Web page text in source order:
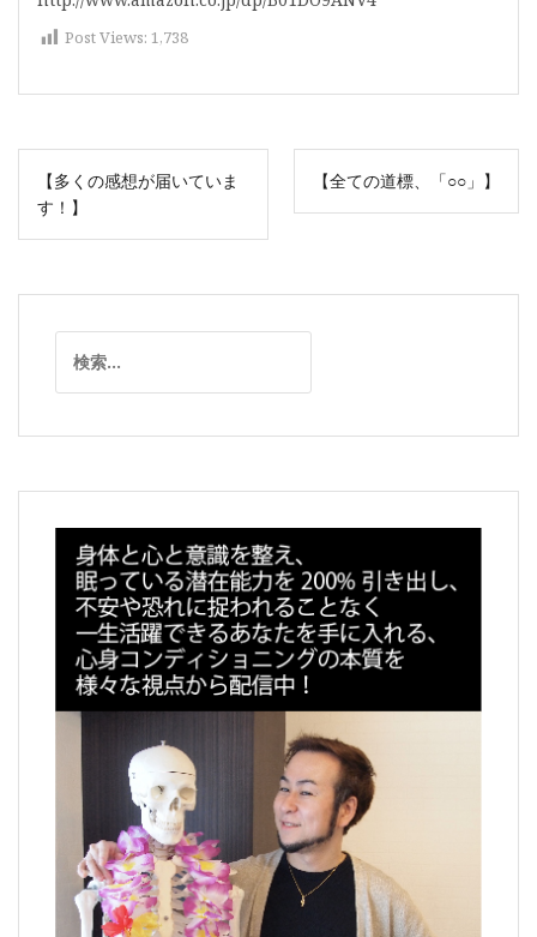
Post Views: 1,738
投
稿
ナ
ゲ
ン
【多くの感想が届いていま
す！】
【全ての道標、「○○」】
索: